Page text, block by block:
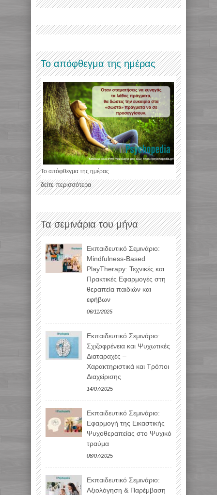
Το απόφθεγμα της ημέρας
Το απόφθεγμα της ημέρας
δείτε περισσότερα
Τα σεμινάρια του μήνα
Εκπαιδευτικό Σεμινάριο:
Mindfulness-Based
PlayTherapy: Τεχνικές και
Πρακτικές Εφαρμογές στη
θεραπεία παιδιών και
εφήβων
06/11/2025
Εκπαιδευτικό Σεμινάριο:
Σχιζοφρένεια και Ψυχωτικές
Διαταραχές –
Χαρακτηριστικά και Τρόποι
Διαχείρισης
14/07/2025
Εκπαιδευτικό Σεμινάριο:
Εφαρμογή της Εικαστικής
Ψυχοθεραπείας στο Ψυχικό
τραύμα
08/07/2025
Εκπαιδευτικό Σεμινάριο:
Αξιολόγηση & Παρέμβαση